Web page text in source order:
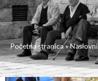
Početna stranica»